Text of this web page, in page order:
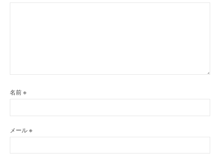
名前※
メール※